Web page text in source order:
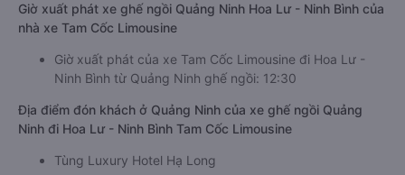
Giờ xuất phát xe ghế ngồi Quảng Ninh Hoa Lư - Ninh Bình của
nhà xe Tam Cốc Limousine
Giờ xuất phát của xe Tam Cốc Limousine đi Hoa Lư -
Ninh Bình từ Quảng Ninh ghế ngồi: 12:30
Địa điểm đón khách ở Quảng Ninh của xe ghế ngồi Quảng
Ninh đi Hoa Lư - Ninh Bình Tam Cốc Limousine
Tùng Luxury Hotel Hạ Long